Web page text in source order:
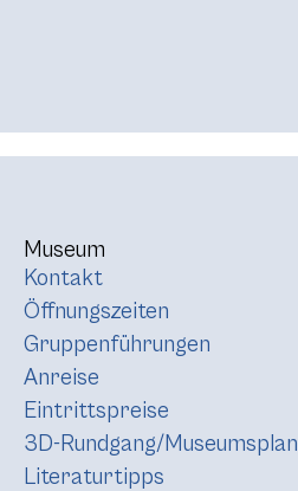
Museum
Kontakt
Öffnungszeiten
Gruppenführungen
Anreise
Eintrittspreise
3D-Rundgang/Museumsplan
Literaturtipps